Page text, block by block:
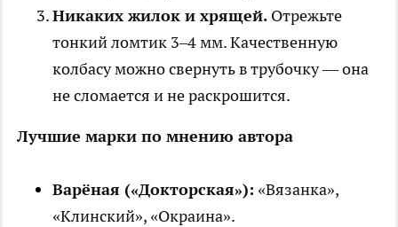
Никаких жилок и хрящей. Отрежьте
тонкий ломтик 3–4 мм. Качественную
колбасу можно свернуть в трубочку — она
не сломается и не раскрошится.
Лучшие марки по мнению автора
Варёная («Докторская»): «Вязанка»,
«Клинский», «Окраина».